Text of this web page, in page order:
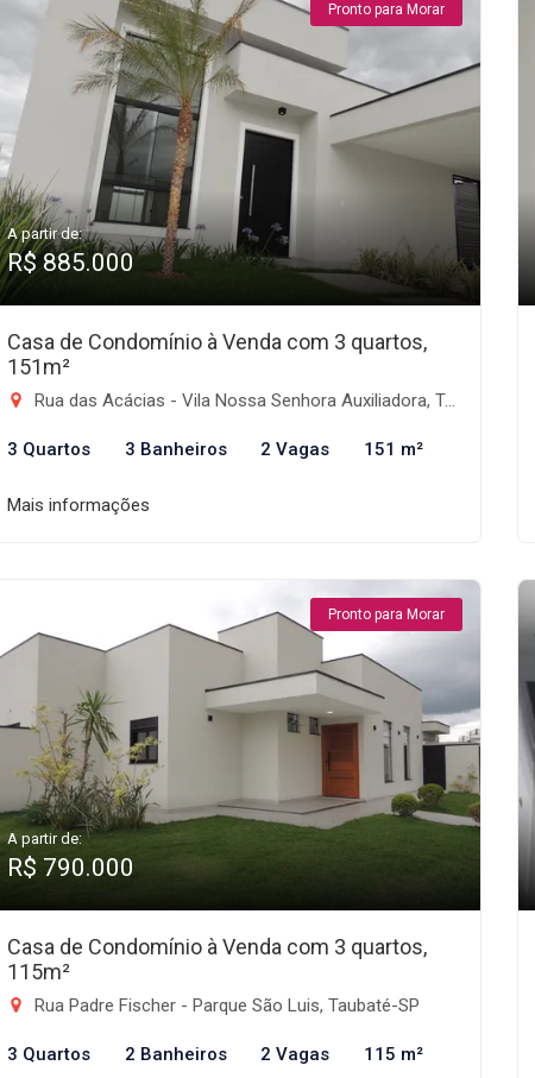
Pronto para Morar
A partir de:
R$ 885.000
Casa de Condomínio à Venda com 3 quartos,
151m²
Rua das Acácias - Vila Nossa Senhora Auxiliadora, Tremembé-SP
3 Quartos 3 Banheiros 2 Vagas 151 m²
Mais informações
Pronto para Morar
A partir de:
R$ 790.000
Casa de Condomínio à Venda com 3 quartos,
115m²
Rua Padre Fischer - Parque São Luis, Taubaté-SP
3 Quartos 2 Banheiros 2 Vagas 115 m²